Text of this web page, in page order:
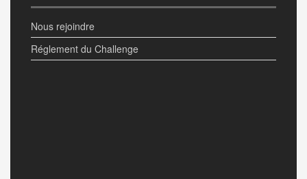
Nous rejoindre
Réglement du Challenge